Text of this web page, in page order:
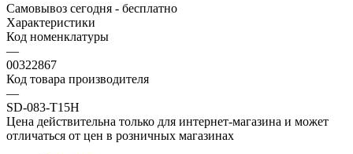
Самовывоз сегодня - бесплатно
Характеристики
Код номенклатуры
—
00322867
Код товара производителя
—
SD-083-T15H
Цена действительна только для интернет-магазина и может
отличаться от цен в розничных магазинах